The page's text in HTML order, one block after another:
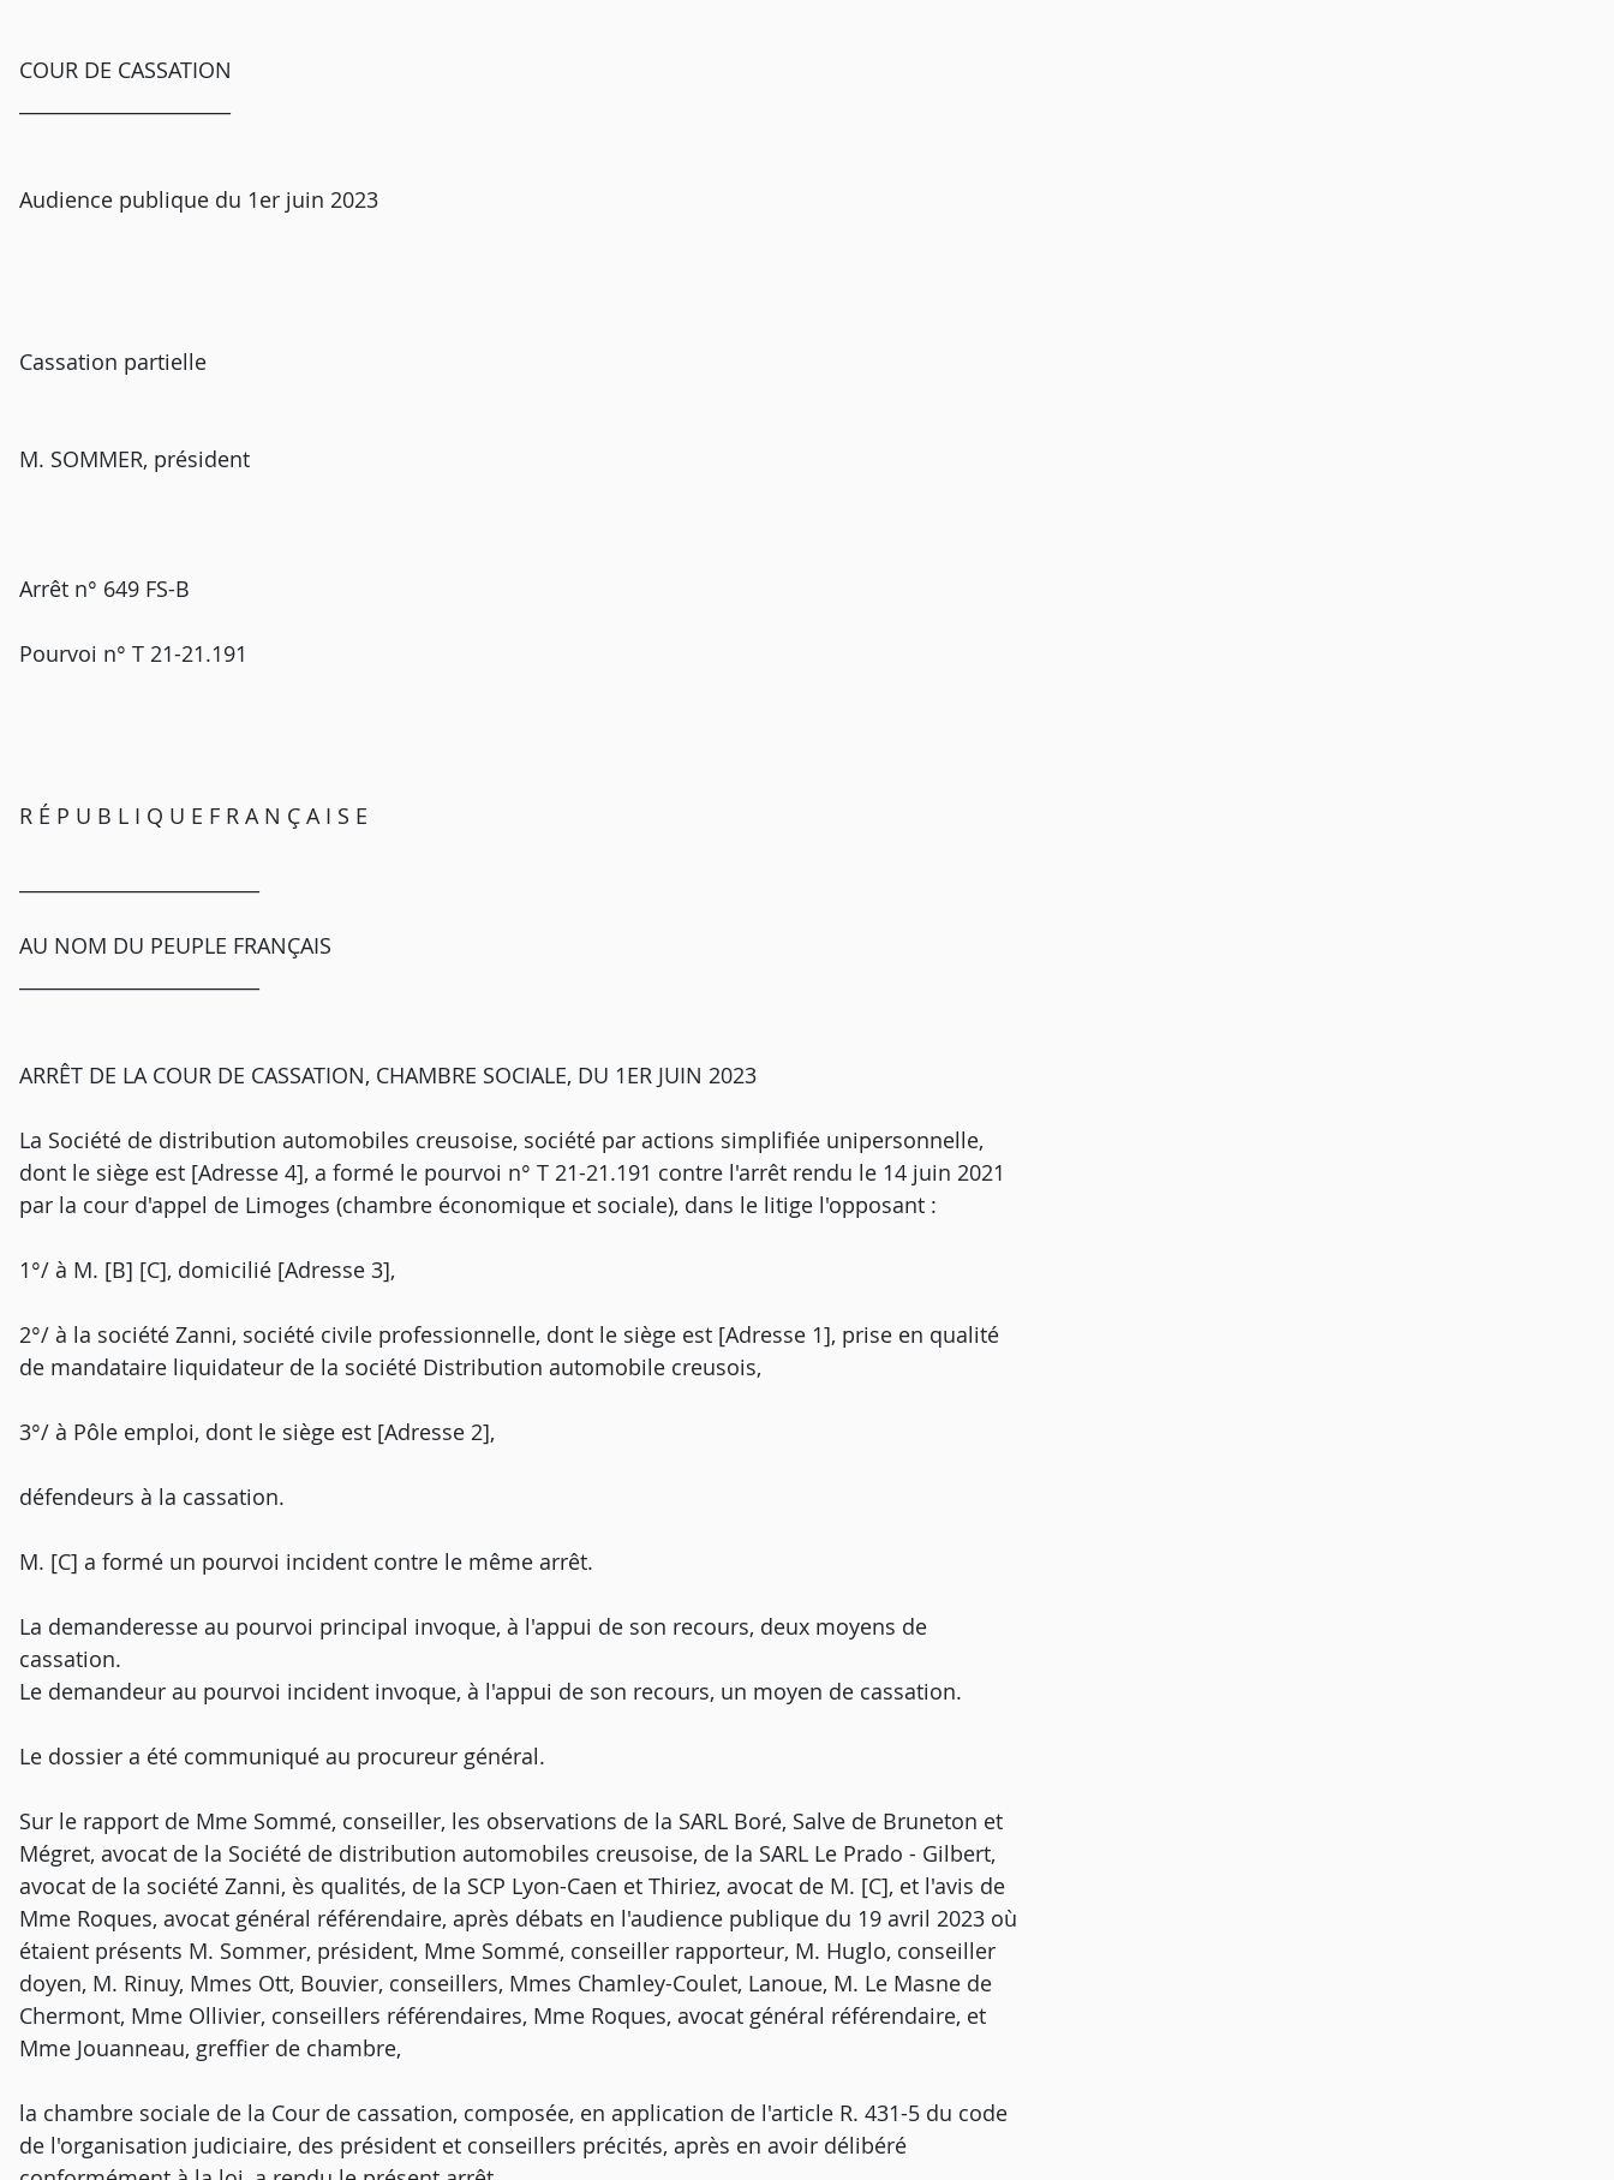
COUR DE CASSATION
Audience publique du 1er juin 2023
Cassation partielle
M. SOMMER, président
Arrêt n° 649 FS-B
Pourvoi n° T 21-21.191
R É P U B L I Q U E F R A N Ç A I S E
AU NOM DU PEUPLE FRANÇAIS
ARRÊT DE LA COUR DE CASSATION, CHAMBRE SOCIALE, DU 1ER JUIN 2023
La Société de distribution automobiles creusoise, société par actions simplifiée unipersonnelle,
dont le siège est [Adresse 4], a formé le pourvoi n° T 21-21.191 contre l'arrêt rendu le 14 juin 2021
par la cour d'appel de Limoges (chambre économique et sociale), dans le litige l'opposant :
1°/ à M. [B] [C], domicilié [Adresse 3],
2°/ à la société Zanni, société civile professionnelle, dont le siège est [Adresse 1], prise en qualité
de mandataire liquidateur de la société Distribution automobile creusois,
3°/ à Pôle emploi, dont le siège est [Adresse 2],
défendeurs à la cassation.
M. [C] a formé un pourvoi incident contre le même arrêt.
La demanderesse au pourvoi principal invoque, à l'appui de son recours, deux moyens de
cassation.
Le demandeur au pourvoi incident invoque, à l'appui de son recours, un moyen de cassation.
Le dossier a été communiqué au procureur général.
Sur le rapport de Mme Sommé, conseiller, les observations de la SARL Boré, Salve de Bruneton et
Mégret, avocat de la Société de distribution automobiles creusoise, de la SARL Le Prado - Gilbert,
avocat de la société Zanni, ès qualités, de la SCP Lyon-Caen et Thiriez, avocat de M. [C], et l'avis de
Mme Roques, avocat général référendaire, après débats en l'audience publique du 19 avril 2023 où
étaient présents M. Sommer, président, Mme Sommé, conseiller rapporteur, M. Huglo, conseiller
doyen, M. Rinuy, Mmes Ott, Bouvier, conseillers, Mmes Chamley-Coulet, Lanoue, M. Le Masne de
Chermont, Mme Ollivier, conseillers référendaires, Mme Roques, avocat général référendaire, et
Mme Jouanneau, greffier de chambre,
la chambre sociale de la Cour de cassation, composée, en application de l'article R. 431-5 du code
de l'organisation judiciaire, des président et conseillers précités, après en avoir délibéré